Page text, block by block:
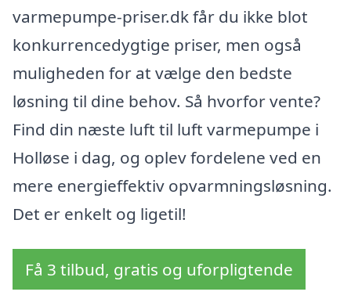
varmepumpe-priser.dk får du ikke blot
konkurrencedygtige priser, men også
muligheden for at vælge den bedste
løsning til dine behov. Så hvorfor vente?
Find din næste luft til luft varmepumpe i
Holløse i dag, og oplev fordelene ved en
mere energieffektiv opvarmningsløsning.
Det er enkelt og ligetil!
Få 3 tilbud, gratis og uforpligtende